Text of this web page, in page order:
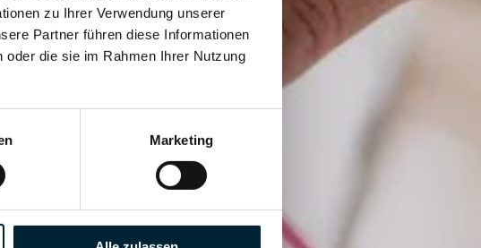
zu Ihrer Verwendung unserer
Partner führen diese Informationen
die sie im Rahmen Ihrer Nutzung
Marketing